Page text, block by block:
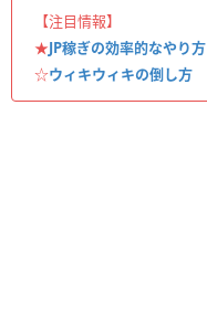
【注目情報】
★JP稼ぎの効率的なやり方
☆ウィキウィキの倒し方